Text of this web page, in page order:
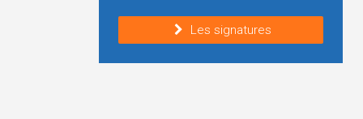
Les signatures